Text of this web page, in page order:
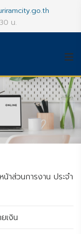
น.
าส่วนการงาน ประจำ
เงิน